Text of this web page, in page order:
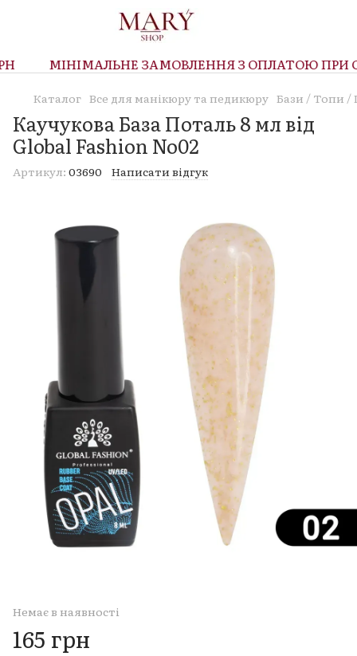
МІНІМАЛЬНЕ ЗАМОВЛЕННЯ З ОПЛАТОЮ ПРИ
Каталог Все для манікюру та педикюру Бази / Топи /
Каучукова База Поталь 8 мл від
Global Fashion No02
Артикул: 03690 Написати відгук
Немає в наявності
165 грн